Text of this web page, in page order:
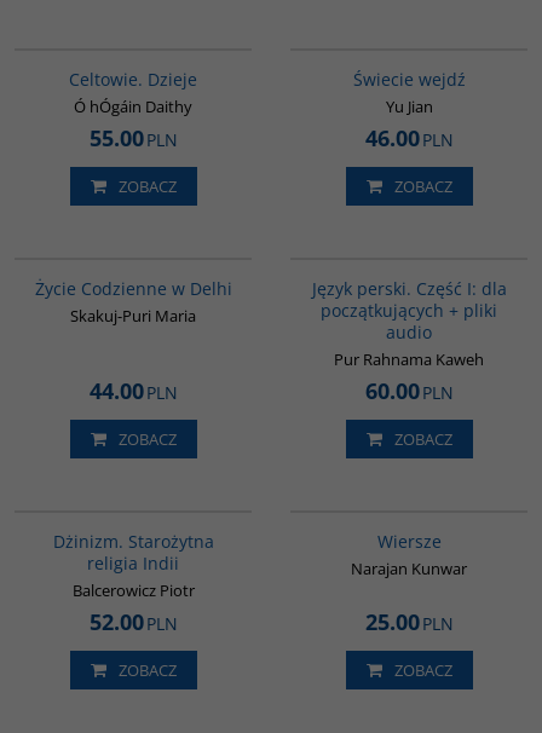
Celtowie. Dzieje
Ó hÓgáin Daithy
55.00PLN
ZOBACZ
Świecie wejdź
Yu Jian
46.00PLN
ZOBACZ
Życie Codzienne w Delhi
Skakuj-Puri Maria
44.00PLN
ZOBACZ
Język perski. Część I: dla
początkujących + pliki
audio
Pur Rahnama Kaweh
60.00PLN
ZOBACZ
Dżinizm. Starożytna
religia Indii
Balcerowicz Piotr
52.00PLN
ZOBACZ
Wiersze
Narajan Kunwar
25.00PLN
ZOBACZ